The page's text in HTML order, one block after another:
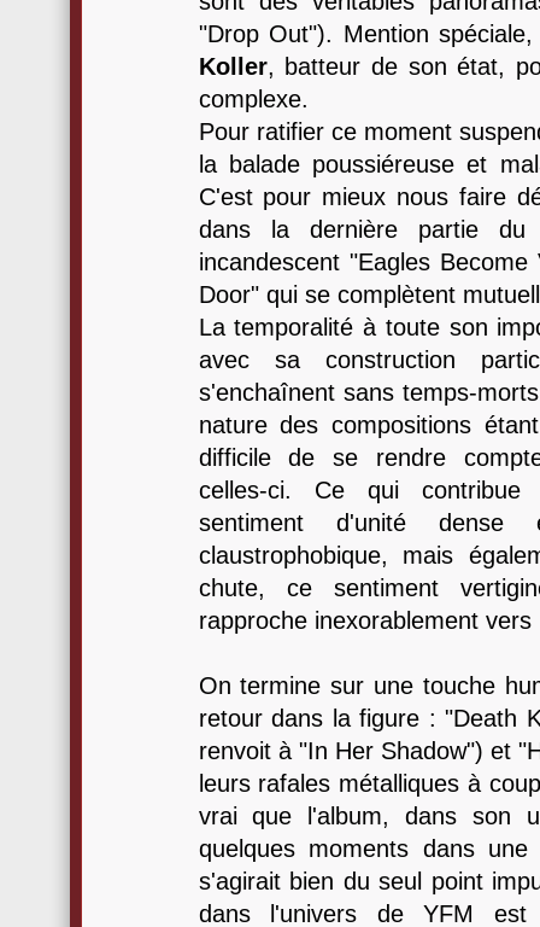
"Drop Out"). Mention
Koller, batteur de son état,
complexe.
Pour ratifier ce moment
la balade poussiéreuse et
C'est pour mieux nous faire
dans la dernière partie
incandescent "Eagles
Door" qui se complètent
La temporalité à toute son
avec sa construction
s'enchaînent sans temps-
nature des compositions
difficile de se rendre
celles-ci. Ce qui
sentiment d'unité dense
claustrophobique, mais
chute, ce sentiment
rapproche inexorablement vers
On termine sur une touche
retour dans la figure : "Death
renvoit à "In Her Shadow") et
leurs rafales métalliques à
vrai que l'album, dans son
quelques moments dans
s'agirait bien du seul point
dans l'univers de YFM est